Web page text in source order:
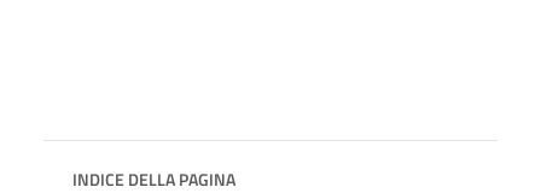
INDICE DELLA PAGINA